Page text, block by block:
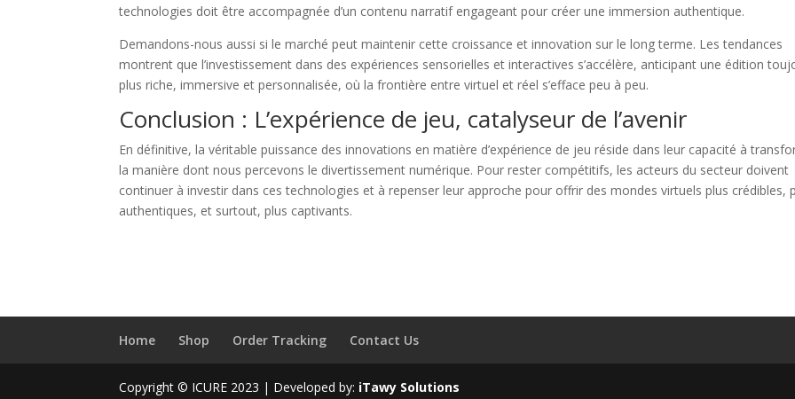
technologies doit être accompagnée d’un contenu narratif engageant pour créer une immersion authentique.
Demandons-nous aussi si le marché peut maintenir cette croissance et innovation sur le long terme. Les tendances
montrent que l’investissement dans des expériences sensorielles et interactives s’accélère, anticipant une édition
plus riche, immersive et personnalisée, où la frontière entre virtuel et réel s’efface peu à peu.
Conclusion : L’expérience de jeu, catalyseur de l’avenir
En définitive, la véritable puissance des innovations en matière d’expérience de jeu réside dans leur capacité à
la manière dont nous percevons le divertissement numérique. Pour rester compétitifs, les acteurs du secteur doivent
continuer à investir dans ces technologies et à repenser leur approche pour offrir des mondes virtuels plus crédibles,
authentiques, et surtout, plus captivants.
Home Shop Order Tracking Contact Us
Copyright © ICURE 2023 | Developed by: iTawy Solutions